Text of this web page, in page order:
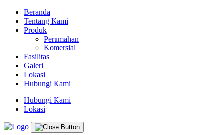
Beranda
Tentang Kami
Produk
Perumahan
Komersial
Fasilitas
Galeri
Lokasi
Hubungi Kami
Hubungi Kami
Lokasi